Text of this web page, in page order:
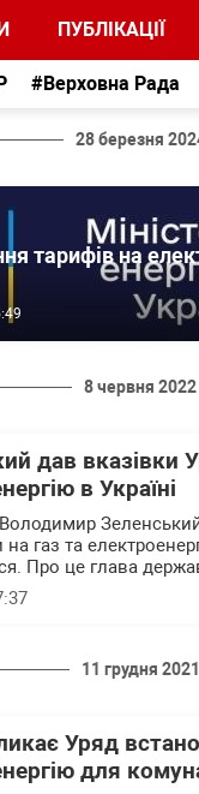
ПУБЛІКАЦІЇ
#Верховна Рада
28 березня
тарифів на
8 червня 2022
дав вказівки
в Україні
Зеленський
газ та
Про це глава
11 грудня 2021
Уряд
для